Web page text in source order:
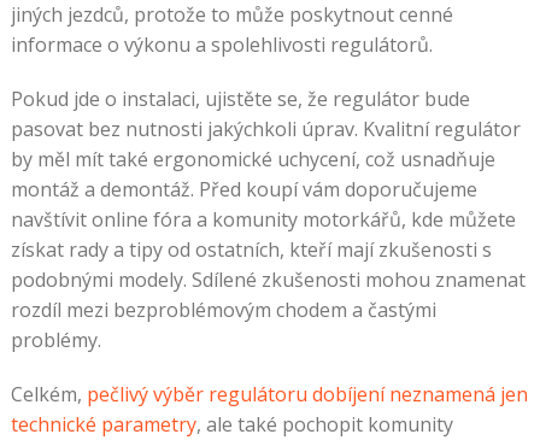
jiných jezdců, protože to může poskytnout cenné
informace o výkonu a spolehlivosti regulátorů.
Pokud jde o instalaci, ujistěte se, že regulátor bude
pasovat bez nutnosti jakýchkoli úprav. Kvalitní regulátor
by měl mít také ergonomické uchycení, což usnadňuje
montáž a demontáž. Před koupí vám doporučujeme
navštívit online fóra a komunity motorkářů, kde můžete
získat rady a tipy od ostatních, kteří mají zkušenosti s
podobnými modely. Sdílené zkušenosti mohou znamenat
rozdíl mezi bezproblémovým chodem a častými
problémy.
Celkém, pečlivý výběr regulátoru dobíjení neznamená jen
technické parametry, ale také pochopit komunity